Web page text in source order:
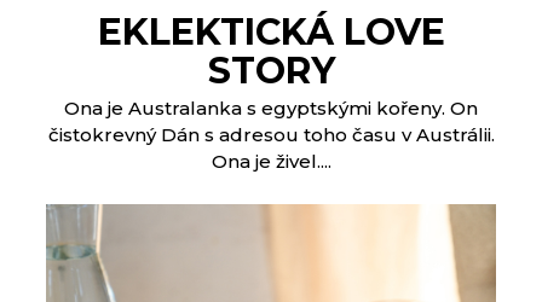
EKLEKTICKÁ LOVE
STORY
Ona je Australanka s egyptskými kořeny. On
čistokrevný Dán s adresou toho času v Austrálii.
Ona je živel....